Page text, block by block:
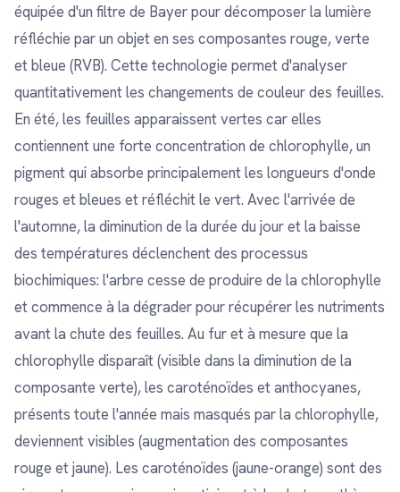
équipée d'un filtre de Bayer pour décomposer la lumière
réfléchie par un objet en ses composantes rouge, verte
et bleue (RVB). Cette technologie permet d'analyser
quantitativement les changements de couleur des feuilles.
En été, les feuilles apparaissent vertes car elles
contiennent une forte concentration de chlorophylle, un
pigment qui absorbe principalement les longueurs d'onde
rouges et bleues et réfléchit le vert. Avec l'arrivée de
l'automne, la diminution de la durée du jour et la baisse
des températures déclenchent des processus
biochimiques: l'arbre cesse de produire de la chlorophylle
et commence à la dégrader pour récupérer les nutriments
avant la chute des feuilles. Au fur et à mesure que la
chlorophylle disparaît (visible dans la diminution de la
composante verte), les caroténoïdes et anthocyanes,
présents toute l'année mais masqués par la chlorophylle,
deviennent visibles (augmentation des composantes
rouge et jaune). Les caroténoïdes (jaune-orange) sont des